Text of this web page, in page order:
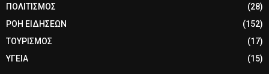
ΠΟΛΙΤΙΣΜΟΣ
(28)
ΡΟΗ ΕΙΔΗΣΕΩΝ
(152)
ΤΟΥΡΙΣΜΟΣ
(17)
ΥΓΕΙΑ
(15)